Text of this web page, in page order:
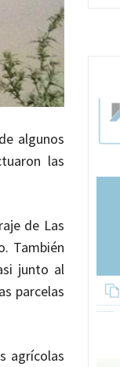
algunos
las
de Las
También
junto al
parcelas
agrícolas